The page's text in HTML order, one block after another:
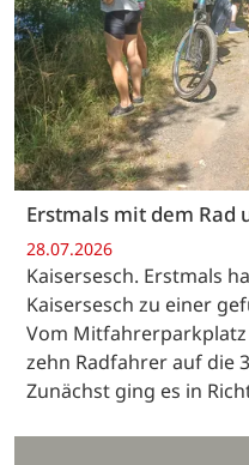
Erstmals mit dem Rad
28.07.2026
Kaisersesch. Erstmals
Kaisersesch zu einer
Vom
zehn Radfahrer auf die
Zunächst ging es in